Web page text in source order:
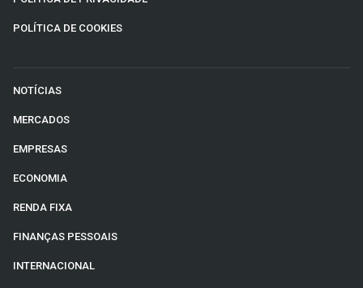
POLÍTICA DE COOKIES
NOTÍCIAS
MERCADOS
EMPRESAS
ECONOMIA
RENDA FIXA
FINANÇAS PESSOAIS
INTERNACIONAL